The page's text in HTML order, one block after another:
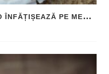
M
ATRIȚA UNEI MĂȘTI CE O ÎNFĂȚIȘEAZĂ PE MEDUSA, DESCOPERITĂ ÎN SICILIA